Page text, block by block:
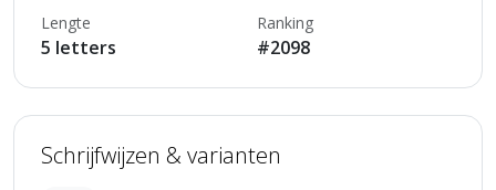
Lengte
5 letters
Ranking
#2098
Schrijfwijzen & varianten